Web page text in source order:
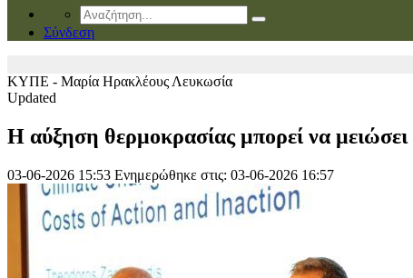
Σύνδεση
ΚΥΠΕ - Μαρία Ηρακλέους Λευκωσία
Updated
Η αύξηση θερμοκρασίας μπορεί να
03-06-2026 15:53 Ενημερώθηκε στις: 03-06-2026 16:57